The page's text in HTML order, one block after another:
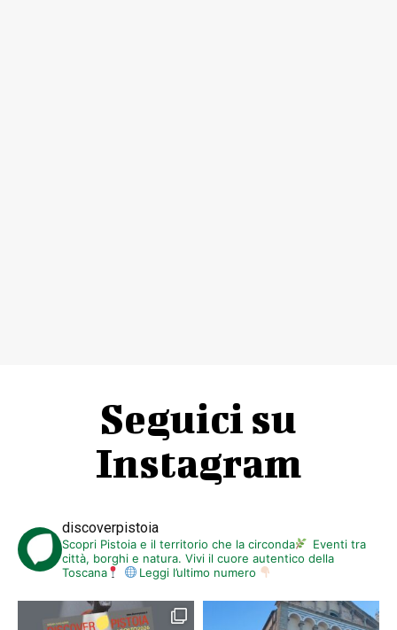
Seguici su
Instagram
discoverpistoia
Scopri Pistoia e il territorio che la circonda
Eventi tra
città, borghi e natura. Vivi il cuore autentico della
Toscana
Leggi l’ultimo numero